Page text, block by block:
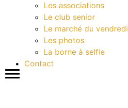
Les associations
Le club senior
Le marché du vendredi
Les photos
La borne à selfie
Contact